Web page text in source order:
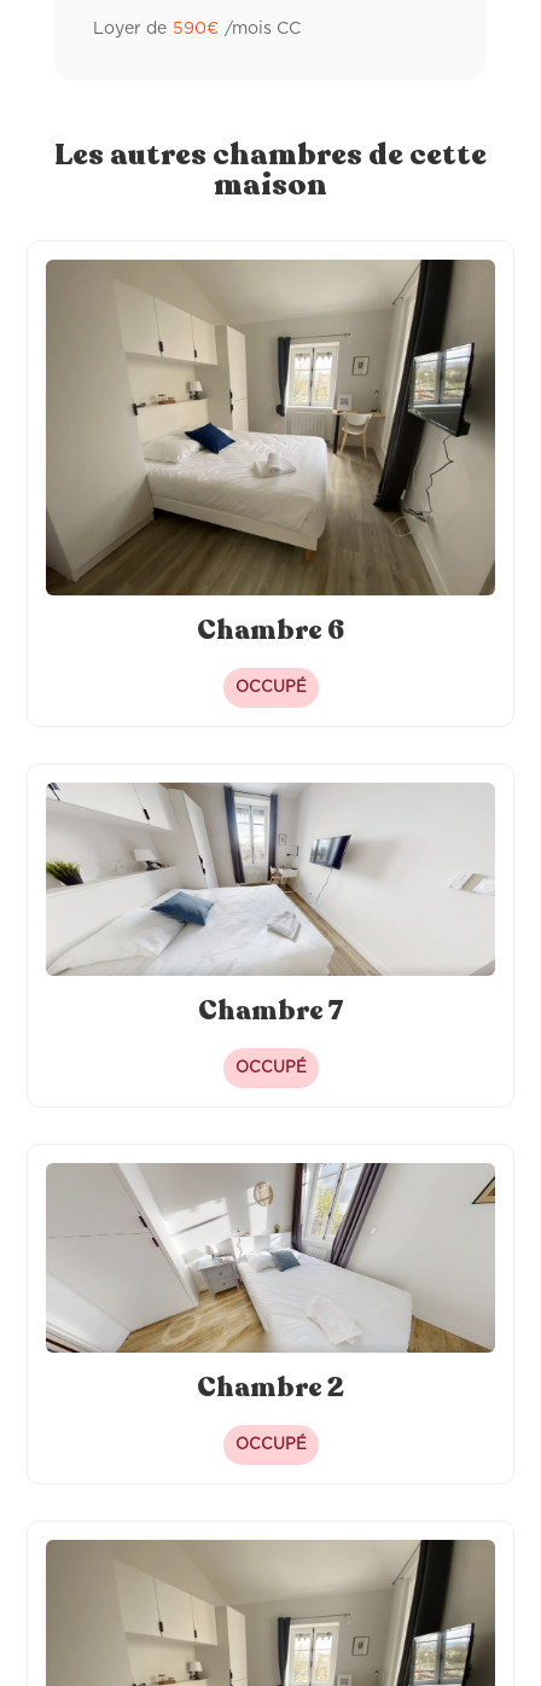
Loyer de 590€ /mois CC
Les autres chambres de cette
maison
Chambre 6
OCCUPÉ
Chambre 7
OCCUPÉ
Chambre 2
OCCUPÉ